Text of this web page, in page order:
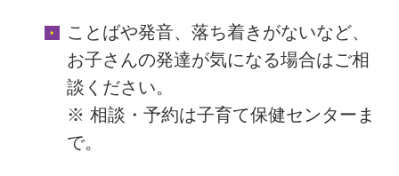
ことばや発音、落ち着きがないなど、
お子さんの発達が気になる場合はご相
談ください。
※ 相談・予約は子育て保健センターま
で。